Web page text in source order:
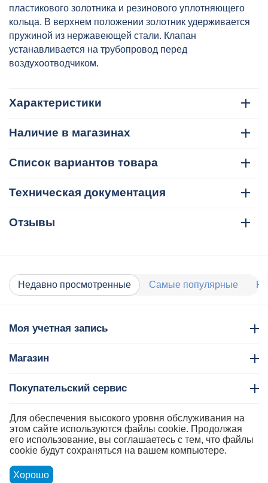
пластикового золотника и резинового уплотняющего
кольца. В верхнем положении золотник удерживается
пружиной из нержавеющей стали. Клапан
устанавливается на трубопровод перед
воздухоотводчиком.
Характеристики
Наличие в магазинах
Список вариантов товара
Техническая документация
Отзывы
Недавно просмотренные Самые популярные
Моя учетная запись
Магазин
Покупательский сервис
Контакты
Для обеспечения высокого уровня обслуживания на
этом сайте используются файлы cookie. Продолжая
его использование, вы соглашаетесь с тем, что файлы
cookie будут сохраняться на вашем компьютере.
Хорошо